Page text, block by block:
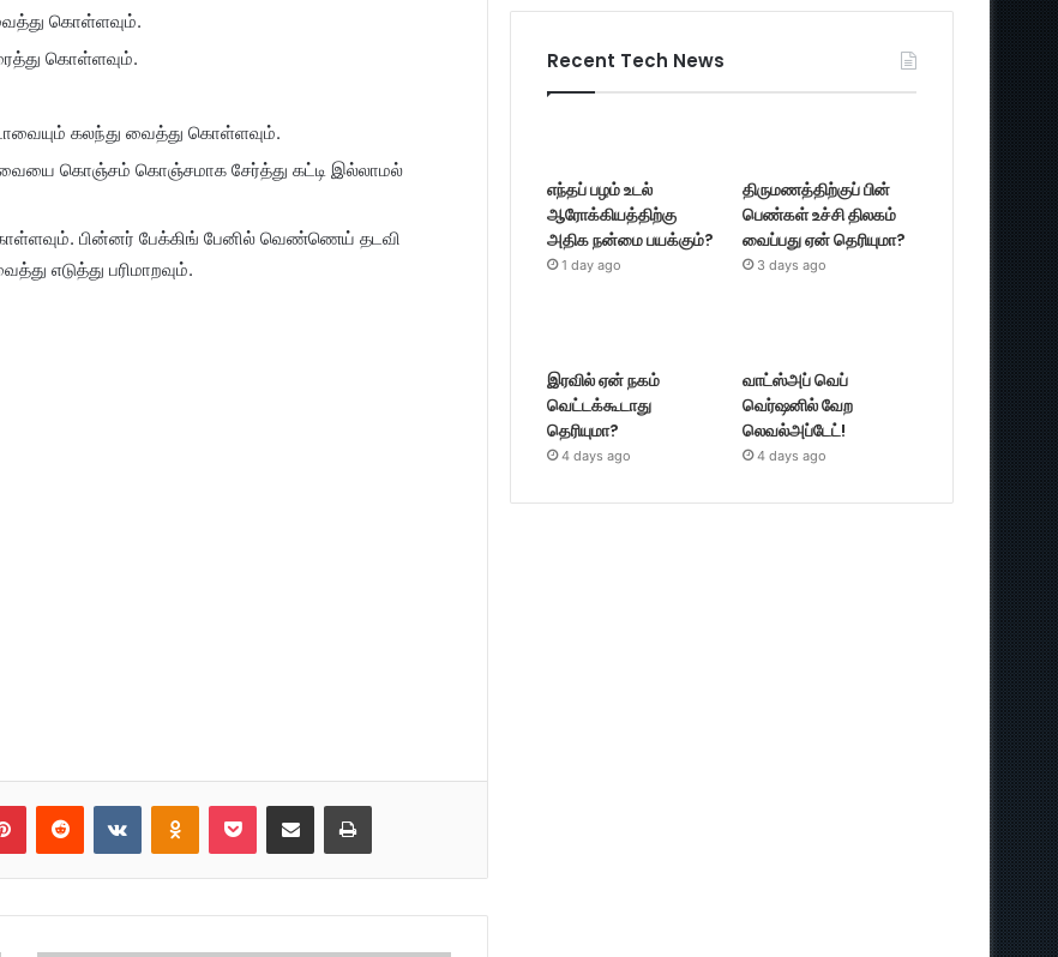
கொள்ளவும்.
கொள்ளவும்.
கலந்து வைத்து கொள்ளவும்.
கொஞ்சம் கொஞ்சமாக சேர்த்து கட்டி இல்லாமல்
பின்னர் பேக்கிங் பேனில் வெண்ணெய் தடவி
எடுத்து பரிமாறவும்.
PinterestReddit VKontakteOdnoklassniki
Pocket Share via Email Print
Recent Tech News
எந்தப் பழம் உடல்
ஆரோக்கியத்திற்கு
அதிக நன்மை பயக்கும்?
1 day ago
திருமணத்திற்குப் பின்
பெண்கள் உச்சி திலகம்
வைப்பது ஏன் தெரியுமா?
3 days ago
இரவில் ஏன் நகம்
வெட்டக்கூடாது
தெரியுமா?
4 days ago
வாட்ஸ்அப் வெப்
வெர்ஷனில் வேற
லெவல்அப்டேட்!
4 days ago